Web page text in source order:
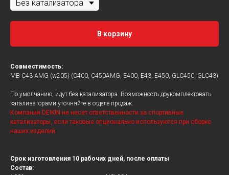
В корзину
Совместимость:
MB C43 AMG (w205) (C400, C450AMG, E400, E43, E450, GLC450, GLC43)
По умолчанию, идут без катализатора. Возможность доукомплектовать
катализаторами уточняйте в отделе продаж.
Компания DEIKIN не несет ответственности за спортивные
катализаторы, если таковые опционально используются при сборке
наших изделий.
Срок изготовления 10 рабочих дней, после оплаты
Состав: